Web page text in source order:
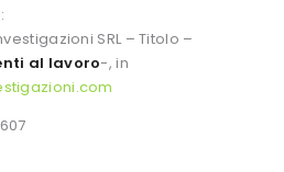
SRL – Titolo –
al lavoro-, in